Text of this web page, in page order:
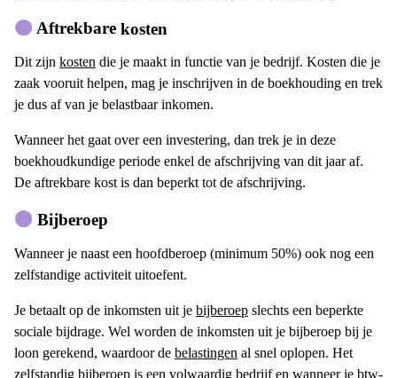
Aftrekbare kosten
Dit zijn kosten die je maakt in functie van je bedrijf. Kosten die je
zaak vooruit helpen, mag je inschrijven in de boekhouding en trek
je dus af van je belastbaar inkomen.
Wanneer het gaat over een investering, dan trek je in deze
boekhoudkundige periode enkel de afschrijving van dit jaar af.
De aftrekbare kost is dan beperkt tot de afschrijving.
Bijberoep
Wanneer je naast een hoofdberoep (minimum 50%) ook nog een
zelfstandige activiteit uitoefent.
Je betaalt op de inkomsten uit je bijberoep slechts een beperkte
sociale bijdrage. Wel worden de inkomsten uit je bijberoep bij je
loon gerekend, waardoor de belastingen al snel oplopen. Het
zelfstandig bijberoep is een volwaardig bedrijf en wanneer je btw-